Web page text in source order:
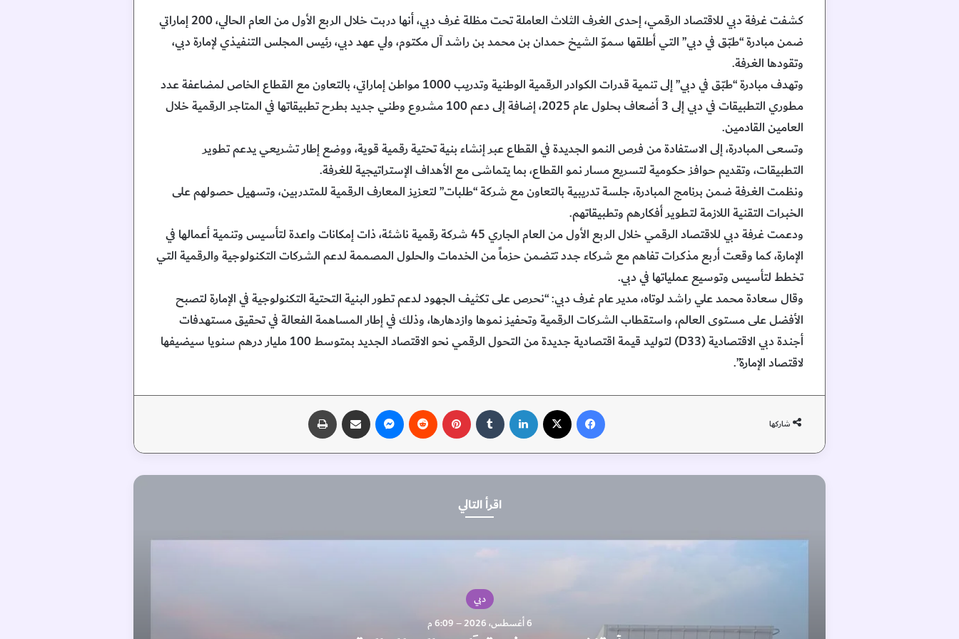
كشفت غرفة دبي للاقتصاد الرقمي، إحدى الغرف الثلاث العاملة تحت مظلة غرف دبي، أنها دربت خلال الربع الأول من العام الحالي، 200 إماراتي
ضمن مبادرة “طبّق في دبي” التي أطلقها سموّ الشيخ حمدان بن محمد بن راشد آل مكتوم، ولي عهد دبي، رئيس المجلس التنفيذي لإمارة دبي،
وتقودها الغرفة.
وتهدف مبادرة “طبّق في دبي” إلى تنمية قدرات الكوادر الرقمية الوطنية وتدريب 1000 مواطن إماراتي، بالتعاون مع القطاع الخاص لمضاعفة عدد
مطوري التطبيقات في دبي إلى 3 أضعاف بحلول عام 2025، إضافة إلى دعم 100 مشروع وطني جديد بطرح تطبيقاتها في المتاجر الرقمية خلال
العامين القادمين.
وتسعى المبادرة، إلى الاستفادة من فرص النمو الجديدة في القطاع عبر إنشاء بنية تحتية رقمية قوية، ووضع إطار تشريعي يدعم تطوير
التطبيقات، وتقديم حوافز حكومية لتسريع مسار نمو القطاع، بما يتماشى مع الأهداف الإستراتيجية للغرفة.
ونظمت الغرفة ضمن برنامج المبادرة، جلسة تدريبية بالتعاون مع شركة “طلبات” لتعزيز المعارف الرقمية للمتدربين، وتسهيل حصولهم على
الخبرات التقنية اللازمة لتطوير أفكارهم وتطبيقاتهم.
ودعمت غرفة دبي للاقتصاد الرقمي خلال الربع الأول من العام الجاري 45 شركة رقمية ناشئة، ذات إمكانات واعدة لتأسيس وتنمية أعمالها في
الإمارة، كما وقعت أربع مذكرات تفاهم مع شركاء جدد تتضمن حزماً من الخدمات والحلول المصممة لدعم الشركات التكنولوجية والرقمية التي
تخطط لتأسيس وتوسيع عملياتها في دبي.
وقال سعادة محمد علي راشد لوتاه، مدير عام غرف دبي: “نحرص على تكثيف الجهود لدعم تطور البنية التحتية التكنولوجية في الإمارة لتصبح
الأفضل على مستوى العالم، واستقطاب الشركات الرقمية وتحفيز نموها وازدهارها، وذلك في إطار المساهمة الفعالة في تحقيق مستهدفات
أجندة دبي الاقتصادية (D33) لتوليد قيمة اقتصادية جديدة من التحول الرقمي نحو الاقتصاد الجديد بمتوسط 100 مليار درهم سنويا سيضيفها
لاقتصاد الإمارة”.
شاركها
فيسبوك بينتيريست
اقرأ التالي
دبي
6 أغسطس، 2026 – 6:09 م